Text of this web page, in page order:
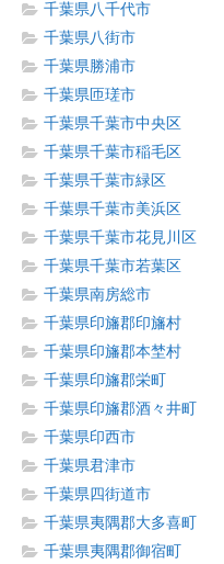
千葉県八千代市
千葉県八街市
千葉県勝浦市
千葉県匝瑳市
千葉県千葉市中央区
千葉県千葉市稲毛区
千葉県千葉市緑区
千葉県千葉市美浜区
千葉県千葉市花見川区
千葉県千葉市若葉区
千葉県南房総市
千葉県印旛郡印旛村
千葉県印旛郡本埜村
千葉県印旛郡栄町
千葉県印旛郡酒々井町
千葉県印西市
千葉県君津市
千葉県四街道市
千葉県夷隅郡大多喜町
千葉県夷隅郡御宿町